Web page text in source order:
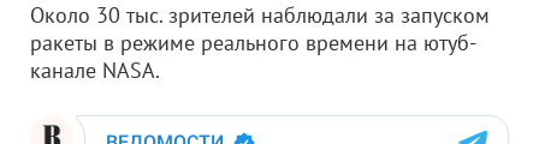
Около 30 тыс. зрителей наблюдали за запуском
ракеты в режиме реального времени на ютуб-
канале NASA.